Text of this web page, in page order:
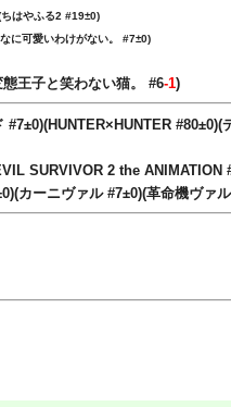
はやふる2 #19±0)
に可愛いわけがない。 #7±0)
態王子と笑わない猫。 #6-1)
#7±0)(HUNTER×HUNTER #80±0)(
SURVIVOR 2 the ANIMATION
)(カーニヴァル #7±0)(革命機ヴァ